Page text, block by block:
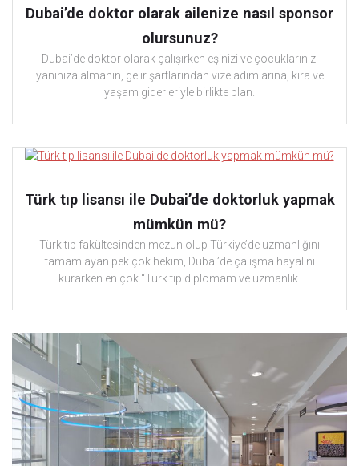
Dubai’de doktor olarak ailenize nasıl sponsor
olursunuz?
Dubai’de doktor olarak çalışırken eşinizi ve çocuklarınızı
yanınıza almanın, gelir şartlarından vize adımlarına, kira ve
yaşam giderleriyle birlikte plan.
Türk tıp lisansı ile Dubai’de doktorluk yapmak
mümkün mü?
Türk tıp fakültesinden mezun olup Türkiye’de uzmanlığını
tamamlayan pek çok hekim, Dubai’de çalışma hayalini
kurarken en çok “Türk tıp diplomam ve uzmanlık.